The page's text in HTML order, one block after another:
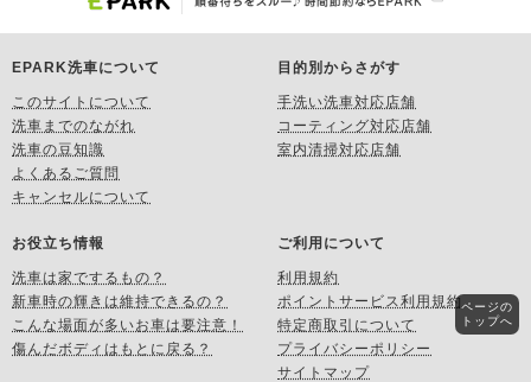
EPARK洗車について
このサイトについて
洗車までのながれ
洗車の豆知識
よくあるご質問
キャンセルについて
目的別からさがす
手洗い洗車対応店舗
コーティング対応店舗
室内清掃対応店舗
お役立ち情報
洗車は家でするもの？
新車時の輝きは維持できるの？
こんな場面が多いお車は要注意！
傷んだボディはもとに戻る？
ご利用について
利用規約
ポイントサービス利用規約
特定商取引について
プライバシーポリシー
サイトマップ
ページの
トップへ